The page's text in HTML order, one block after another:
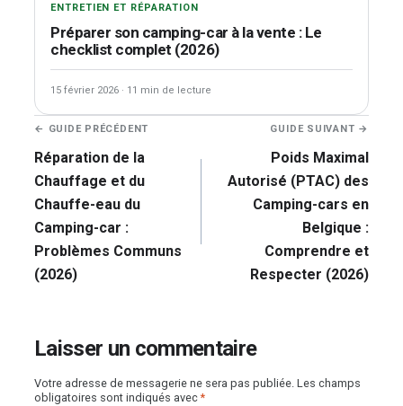
ENTRETIEN ET RÉPARATION
Préparer son camping-car à la vente : Le
checklist complet (2026)
15 février 2026 · 11 min de lecture
Navigation
de
l’article
← GUIDE PRÉCÉDENT
Réparation de la
Chauffage et du
Chauffe-eau du
Camping-car :
Problèmes Communs
(2026)
GUIDE SUIVANT →
Poids Maximal
Autorisé (PTAC) des
Camping-cars en
Belgique :
Comprendre et
Respecter (2026)
Laisser un commentaire
Votre adresse de messagerie ne sera pas publiée. Les champs
obligatoires sont indiqués avec*